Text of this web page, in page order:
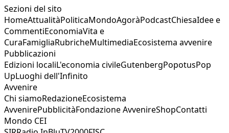
Sezioni del sito
HomeAttualitàPoliticaMondoAgoràPodcastChiesaIdee e
CommentiEconomiaVita e
CuraFamigliaRubricheMultimediaEcosistema avvenire
Pubblicazioni
Edizioni localiL'economia civileGutenbergPopotusPop
UpLuoghi dell'Infinito
Avvenire
Chi siamoRedazioneEcosistema
AvvenirePubblicitàFondazione AvvenireShopContatti
Mondo CEI